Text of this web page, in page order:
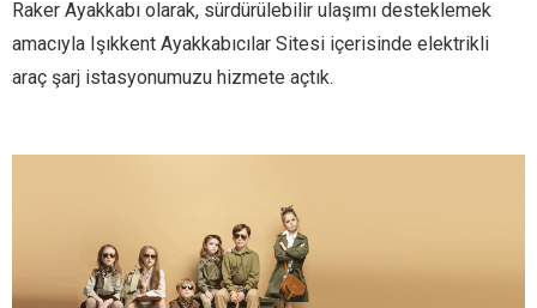
Raker Ayakkabı olarak, sürdürülebilir ulaşımı desteklemek
amacıyla Işıkkent Ayakkabıcılar Sitesi içerisinde elektrikli
araç şarj istasyonumuzu hizmete açtık.